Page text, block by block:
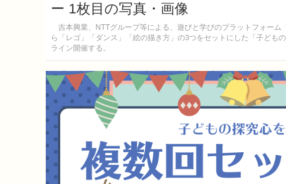
ー 1枚目の写真・画像
吉本興業、NTTグループ等による、遊びと学びのプラットフォーム
ら「レゴ」「ダンス」「絵の描き方」の3つをセットにした「子ども
ライン開催する。